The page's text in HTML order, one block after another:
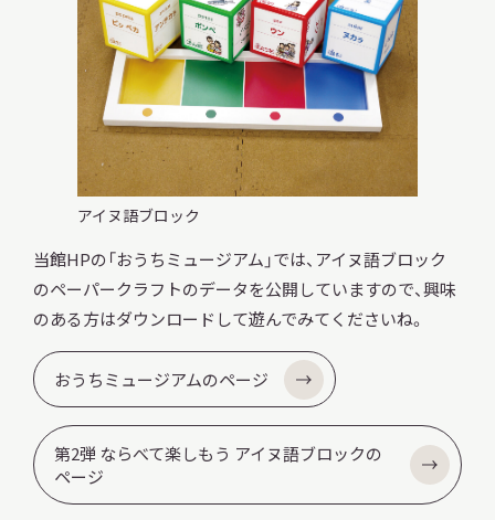
開館時間・料金 アクセス
サイトマップ 入札・公開情報 プライバシーポリシー
X 公式アカウント YouTube公式チャンネル
アイヌ語ブロック
当館HPの「おうちミュージアム」では、アイヌ語ブロック
のペーパークラフトのデータを公開していますので、興味
のある方はダウンロードして遊んでみてくださいね。
おうちミュージアムのページ
第2弾 ならべて楽しもう アイヌ語ブロックの
ページ